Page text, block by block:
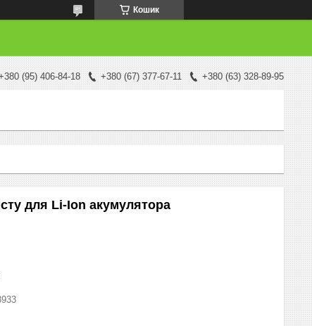
Кошик
(95) 406-84-18 +380 (67) 377-67-11 +380 (63) 328-89-95
для Li-Ion акумулятора